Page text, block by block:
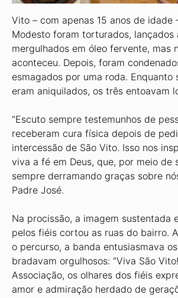
Vito – com apenas 15 anos de idade
Modesto foram torturados, lançados
mergulhados em óleo fervente, mas
aconteceu. Depois, foram
esmagados por uma roda. Enquanto
eram aniquilados, os três entoavam
“Escuto sempre testemunhos de
receberam cura física depois de
intercessão de São Vito. Isso nos
viva a fé em Deus, que, por meio de
sempre derramando graças sobre
Padre José.
Na procissão, a imagem sustentada
pelos fiéis cortou as ruas do bairro.
o percurso, a banda entusiasmava
bradavam orgulhosos: “Viva São
Associação, os olhares dos fiéis
amor e admiração herdado de